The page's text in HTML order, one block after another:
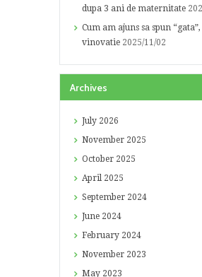
dupa 3 ani de maternitate
Cum am ajuns sa spun
vinovatie 2025/11/02
Archives
July 2026
November 2025
October 2025
April 2025
September 2024
June 2024
February 2024
November 2023
May 2023